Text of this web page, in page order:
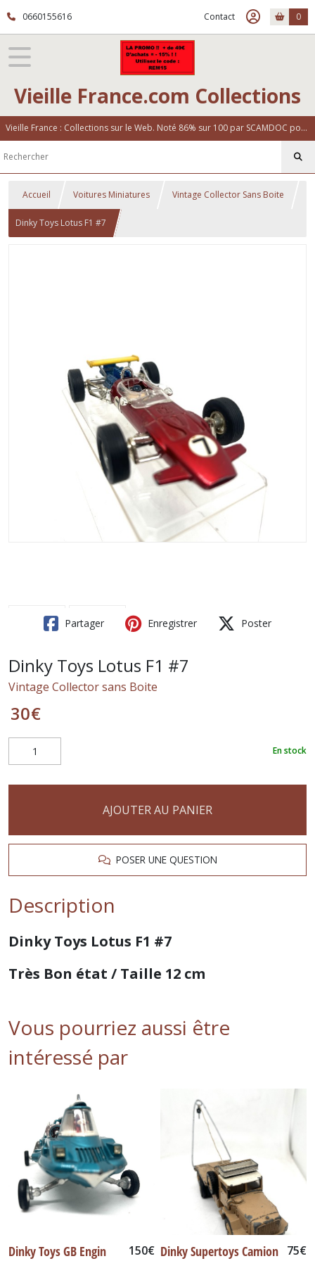
0660155616 Contact 0
Vieille France.com Collections
Vieille France : Collections sur le Web. Noté 86% sur 100 par SCAMDOC pour notre fiabilité
Accueil Voitures Miniatures Vintage Collector Sans Boite
Dinky Toys Lotus F1 #7
Partager Enregistrer Poster
Dinky Toys Lotus F1 #7
Vintage Collector sans Boite
30€
En stock
AJOUTER AU PANIER
POSER UNE QUESTION
Description
Dinky Toys Lotus F1 #7
Très Bon état / Taille 12 cm
Vous pourriez aussi être
intéressé par
Dinky Toys GB Engin 150€ Dinky Supertoys Camion 75€